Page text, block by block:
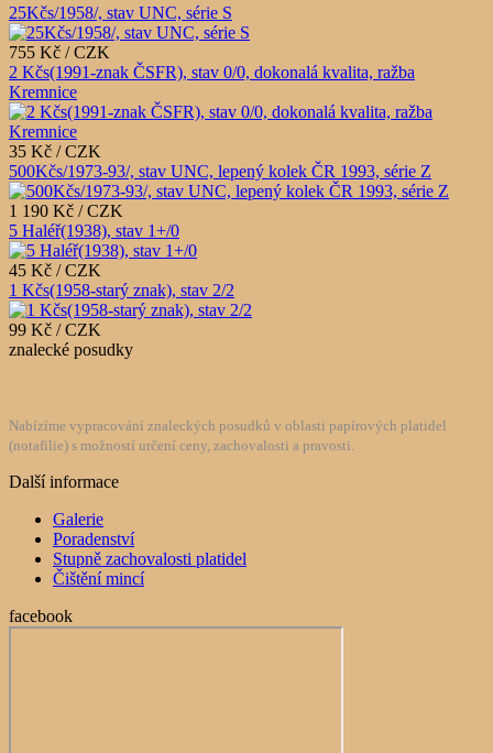
25Kčs/1958/, stav UNC, série S
755 Kč / CZK
2 Kčs(1991-znak ČSFR), stav 0/0, dokonalá kvalita, ražba
Kremnice
35 Kč / CZK
500Kčs/1973-93/, stav UNC, lepený kolek ČR 1993, série Z
1 190 Kč / CZK
5 Haléř(1938), stav 1+/0
45 Kč / CZK
1 Kčs(1958-starý znak), stav 2/2
99 Kč / CZK
znalecké posudky
Nabízíme vypracování znaleckých posudků v oblasti papírových platidel
(notafilie) s možností určení ceny, zachovalosti a pravosti.
Další informace
Galerie
Poradenství
Stupně zachovalosti platidel
Čištění mincí
facebook